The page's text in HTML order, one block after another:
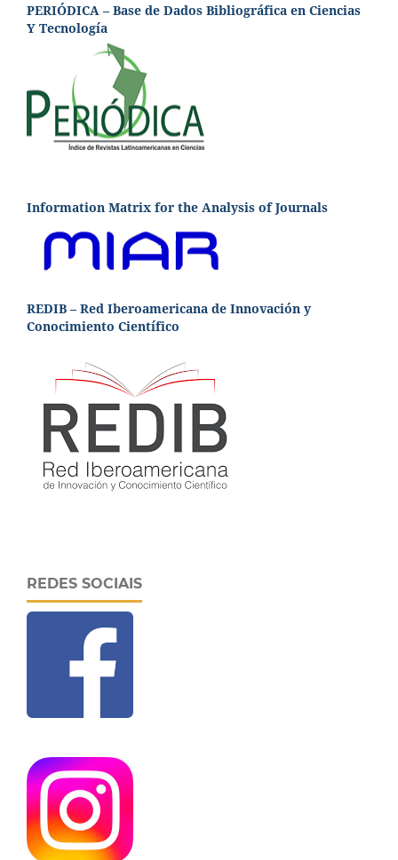
PERIÓDICA – Base de Dados Bibliográfica en Ciencias
Y Tecnología
Information Matrix for the Analysis of Journals
REDIB – Red Iberoamericana de Innovación y
Conocimiento Científico
REDES SOCIAIS